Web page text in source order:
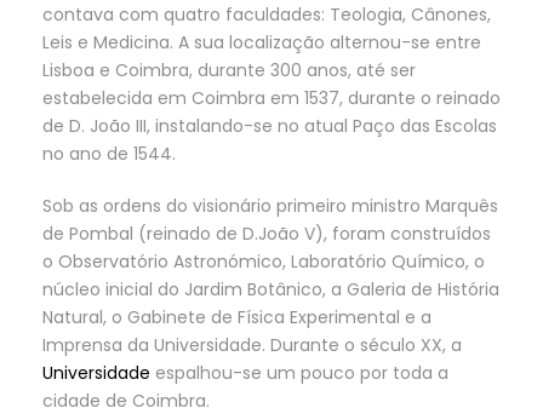
contava com quatro faculdades: Teologia, Cânones,
Leis e Medicina. A sua localização alternou-se entre
Lisboa e Coimbra, durante 300 anos, até ser
estabelecida em Coimbra em 1537, durante o reinado
de D. João III, instalando-se no atual Paço das Escolas
no ano de 1544.
Sob as ordens do visionário primeiro ministro Marquês
de Pombal (reinado de D.João V), foram construídos
o Observatório Astronómico, Laboratório Químico, o
núcleo inicial do Jardim Botânico, a Galeria de História
Natural, o Gabinete de Física Experimental e a
Imprensa da Universidade. Durante o século XX, a
Universidade espalhou-se um pouco por toda a
cidade de Coimbra.